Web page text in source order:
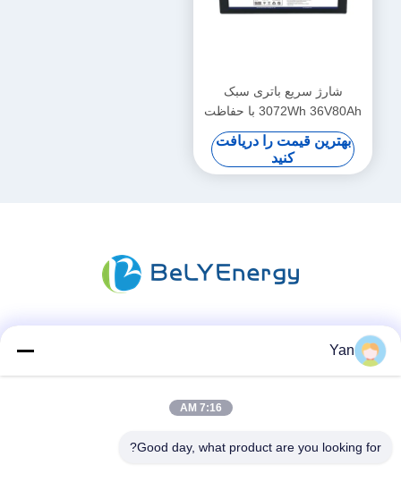
شارژ سریع باتری سبک
3072Wh 36V80Ah با حفاظت
برتر برای قایق
بهترین قیمت را دریافت
کنید
Yan
7:16 AM
Good day, what product are you looking for?